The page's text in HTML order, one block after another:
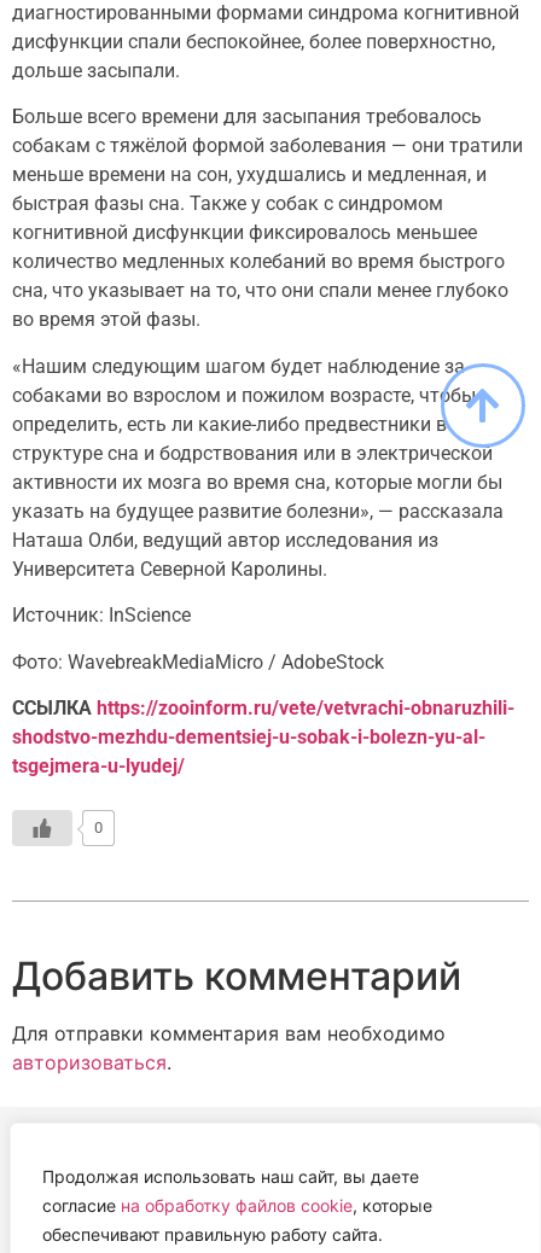
Продолжая использовать наш сайт, вы даете
согласие на обработку файлов cookie, которые
обеспечивают правильную работу сайта.
диагностированными формами синдрома когнитивной
дисфункции спали беспокойнее, более поверхностно,
дольше засыпали.
Больше всего времени для засыпания требовалось
собакам с тяжёлой формой заболевания — они тратили
меньше времени на сон, ухудшались и медленная, и
быстрая фазы сна. Также у собак с синдромом
когнитивной дисфункции фиксировалось меньшее
количество медленных колебаний во время быстрого
сна, что указывает на то, что они спали менее глубоко
во время этой фазы.
«Нашим следующим шагом будет наблюдение за
собаками во взрослом и пожилом возрасте, чтобы
определить, есть ли какие-либо предвестники в
структуре сна и бодрствования или в электрической
активности их мозга во время сна, которые могли бы
указать на будущее развитие болезни», — рассказала
Наташа Олби, ведущий автор исследования из
Университета Северной Каролины.
Источник: InScience
Фото: WavebreakMediaMicro / AdobeStock
ССЫЛКА https://zooinform.ru/vete/vetvrachi-obnaruzhili-
shodstvo-mezhdu-dementsiej-u-sobak-i-bolezn-yu-al-
tsgejmera-u-lyudej/
0
Добавить комментарий
Для отправки комментария вам необходимо
авторизоваться.
АВТОНОМНАЯ НЕКОММЕРЧЕСКАЯ ОРГАНИЗАЦИЯ
«ЦЕНТР ВЕТЕРИНАРНОЙ ТЕРАПИИ, ИММУНОЛОГИИ И
ИММУНОПАТОЛОГИИ» (ЦВЕТИ)